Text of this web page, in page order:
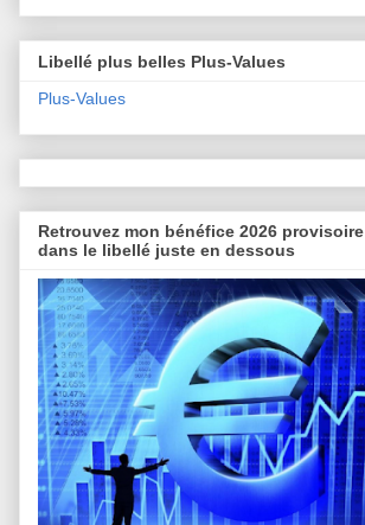
Libellé plus belles Plus-Values
Plus-Values
Retrouvez mon bénéfice 2026 provisoire
dans le libellé juste en dessous